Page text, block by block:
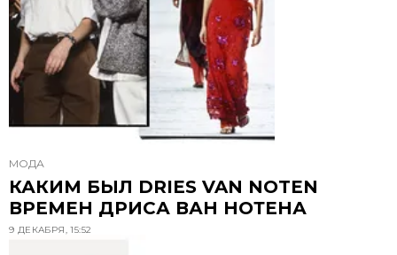
МОДА
КАКИМ БЫЛ DRIES VAN NOTEN
ВРЕМЕН ДРИСА ВАН НОТЕНА
9 ДЕКАБРЯ, 15:52